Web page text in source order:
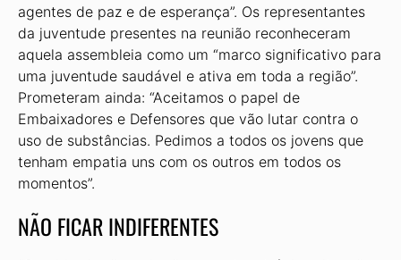
agentes de paz e de esperança”. Os representantes
da juventude presentes na reunião reconheceram
aquela assembleia como um “marco significativo para
uma juventude saudável e ativa em toda a região”.
Prometeram ainda: “Aceitamos o papel de
Embaixadores e Defensores que vão lutar contra o
uso de substâncias. Pedimos a todos os jovens que
tenham empatia uns com os outros em todos os
momentos”.
NÃO FICAR INDIFERENTES